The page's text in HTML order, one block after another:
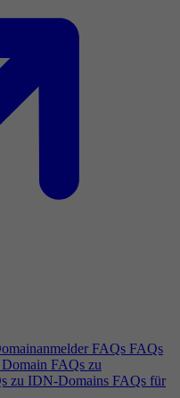
FAQs FAQs
Domain FAQs zu
zu IDN-Domains FAQs für